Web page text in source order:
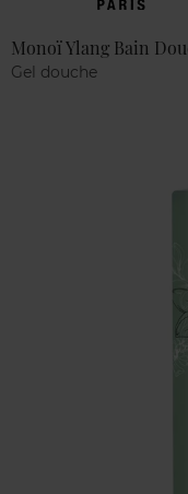
Monoï Ylang Bain
Gel douche